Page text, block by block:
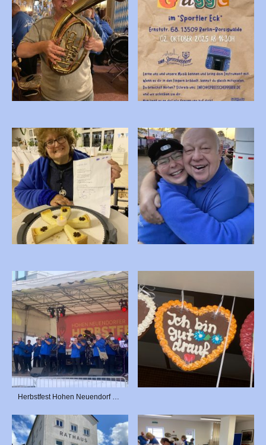
Herbstfest Hohen Neuendorf 2025